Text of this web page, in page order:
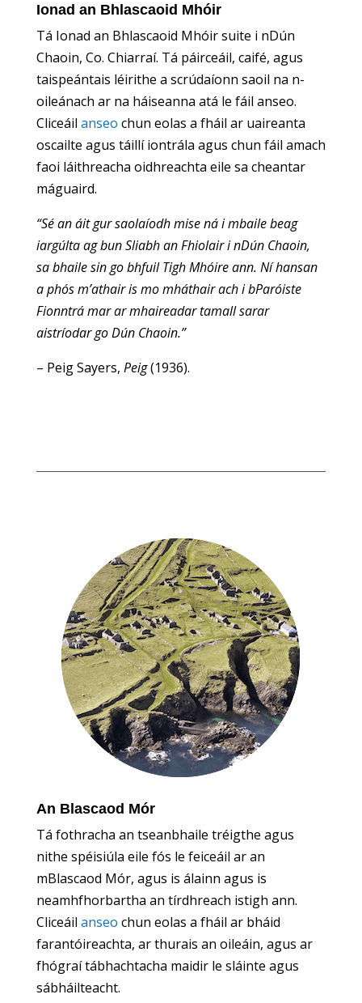
Ionad an Bhlascaoid Mhóir
Tá Ionad an Bhlascaoid Mhóir suite i nDún
Chaoin, Co. Chiarraí. Tá páirceáil, caifé, agus
taispeántais léirithe a scrúdaíonn saoil na n-
oileánach ar na háiseanna atá le fáil anseo.
Cliceáil anseo chun eolas a fháil ar uaireanta
oscailte agus táillí iontrála agus chun fáil amach
faoi láithreacha oidhreachta eile sa cheantar
máguaird.
“Sé an áit gur saolaíodh mise ná i mbaile beag
iargúlta ag bun Sliabh an Fhiolair i nDún Chaoin,
sa bhaile sin go bhfuil Tigh Mhóire ann. Ní hansan
a phós m’athair is mo mháthair ach i bParóiste
Fionntrá mar ar mhaireadar tamall sarar
aistríodar go Dún Chaoin.”
– Peig Sayers, Peig(1936).
An Blascaod Mór
Tá fothracha an tseanbhaile tréigthe agus
nithe spéisiúla eile fós le feiceáil ar an
mBlascaod Mór, agus is álainn agus is
neamhfhorbartha an tírdhreach istigh ann.
Cliceáil anseo chun eolas a fháil ar bháid
farantóireachta, ar thurais an oileáin, agus ar
fhógraí tábhachtacha maidir le sláinte agus
sábháilteacht.